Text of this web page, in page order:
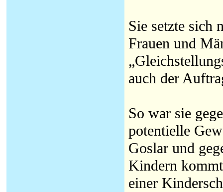
Sie setzte sich
Frauen und
auch der
So war sie
potentielle
Goslar und
Kindern
einer